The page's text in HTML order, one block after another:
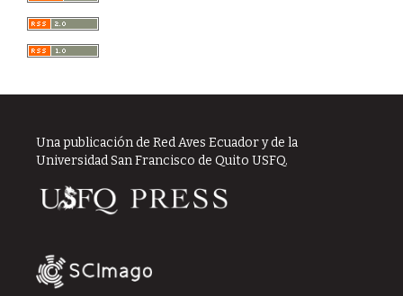
Una publicación de Red Aves Ecuador y de la
Universidad San Francisco de Quito USFQ.